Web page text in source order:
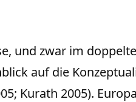
und zwar im
auf die
Kurath 2005).